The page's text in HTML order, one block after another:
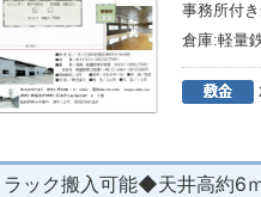
事務所付
倉庫:軽量
ック搬入可能◆天井高約6